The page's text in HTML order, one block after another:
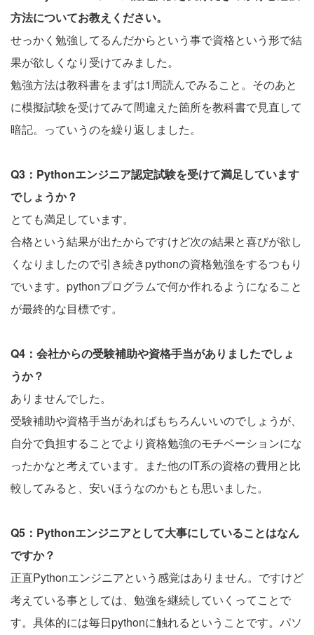
方法についてお教えください。
せっかく勉強してるんだからという事で資格という形で結
果が欲しくなり受けてみました。
勉強方法は教科書をまずは1周読んでみること。そのあと
に模擬試験を受けてみて間違えた箇所を教科書で見直して
暗記。っていうのを繰り返しました。
Q3：Pythonエンジニア認定試験を受けて満足しています
でしょうか？
とても満足しています。
合格という結果が出たからですけど次の結果と喜びが欲し
くなりましたので引き続きpythonの資格勉強をするつもり
でいます。pythonプログラムで何か作れるようになること
が最終的な目標です。
Q4：会社からの受験補助や資格手当がありましたでしょ
うか？
ありませんでした。
受験補助や資格手当があればもちろんいいのでしょうが、
自分で負担することでより資格勉強のモチベーションにな
ったかなと考えています。また他のIT系の資格の費用と比
較してみると、安いほうなのかもとも思いました。
Q5：Pythonエンジニアとして大事にしていることはなん
ですか？
正直Pythonエンジニアという感覚はありません。ですけど
考えている事としては、勉強を継続していくってことで
す。具体的には毎日pythonに触れるということです。パソ